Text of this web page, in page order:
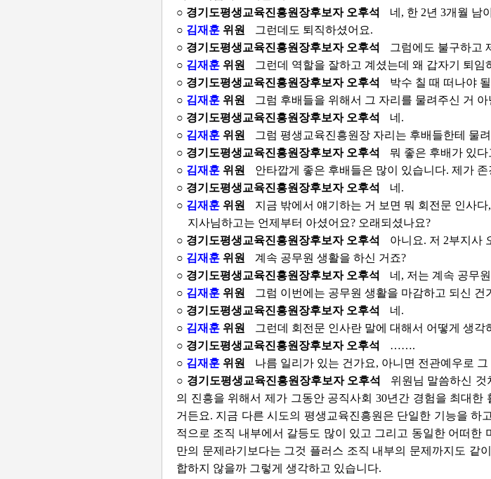
○ 경기도평생교육진흥원장후보자 오후석
네, 한 2년 3개월 남
○ 김재훈 위원
그런데도 퇴직하셨어요.
○ 경기도평생교육진흥원장후보자 오후석
그럼에도 불구하고
○ 김재훈 위원
그런데 역할을 잘하고 계셨는데 왜 갑자기 퇴임
○ 경기도평생교육진흥원장후보자 오후석
박수 칠 때 떠나야
○ 김재훈 위원
그럼 후배들을 위해서 그 자리를 물려주신 거 아
○ 경기도평생교육진흥원장후보자 오후석
네.
○ 김재훈 위원
그럼 평생교육진흥원장 자리는 후배들한테 물
○ 경기도평생교육진흥원장후보자 오후석
뭐 좋은 후배가 있
○ 김재훈 위원
안타깝게 좋은 후배들은 많이 있습니다. 제가
○ 경기도평생교육진흥원장후보자 오후석
네.
○ 김재훈 위원
지금 밖에서 얘기하는 거 보면 뭐 회전문 인사
지사님하고는 언제부터 아셨어요? 오래되셨나요?
○ 경기도평생교육진흥원장후보자 오후석
아니요. 저 2부지사
○ 김재훈 위원
계속 공무원 생활을 하신 거죠?
○ 경기도평생교육진흥원장후보자 오후석
네, 저는 계속 공무
○ 김재훈 위원
그럼 이번에는 공무원 생활을 마감하고 되신 건
○ 경기도평생교육진흥원장후보자 오후석
네.
○ 김재훈 위원
그런데 회전문 인사란 말에 대해서 어떻게 생각
○ 경기도평생교육진흥원장후보자 오후석
…….
○ 김재훈 위원
나름 일리가 있는 건가요, 아니면 전관예우로
○ 경기도평생교육진흥원장후보자 오후석
위원님 말씀하신 것
의 진흥을 위해서 제가 그동안 공직사회 30년간 경험을 최대
거든요. 지금 다른 시도의 평생교육진흥원은 단일한 기능을
적으로 조직 내부에서 갈등도 많이 있고 그리고 동일한 어떠한
만의 문제라기보다는 그것 플러스 조직 내부의 문제까지도 같
합하지 않을까 그렇게 생각하고 있습니다.